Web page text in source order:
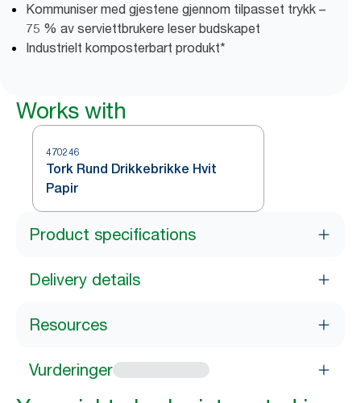
Kommuniser med gjestene gjennom tilpasset trykk –
75 % av serviettbrukere leser budskapet
Industrielt komposterbart produkt*
Works with
470246
Tork Rund Drikkebrikke Hvit
Papir
Product specifications
Delivery details
Resources
Vurderinger